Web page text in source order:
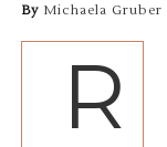
By Michaela Gruber
R